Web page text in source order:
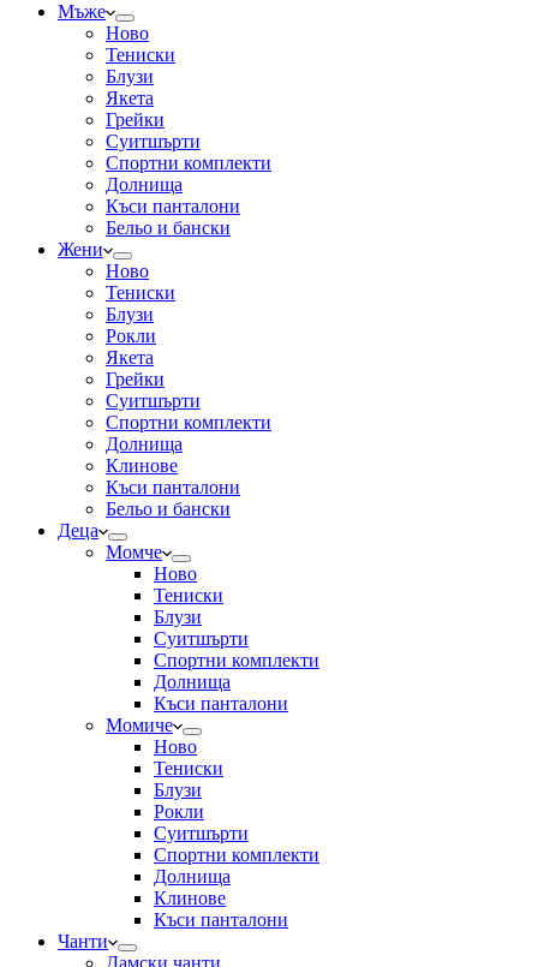
Мъже
Ново
Тениски
Блузи
Якета
Грейки
Суитшърти
Спортни комплекти
Долнища
Къси панталони
Бельо и бански
Жени
Ново
Тениски
Блузи
Рокли
Якета
Грейки
Суитшърти
Спортни комплекти
Долнища
Клинове
Къси панталони
Бельо и бански
Деца
Момче
Ново
Тениски
Блузи
Суитшърти
Спортни комплекти
Долнища
Къси панталони
Момиче
Ново
Тениски
Блузи
Рокли
Суитшърти
Спортни комплекти
Долнища
Клинове
Къси панталони
Чанти
Дамски чанти